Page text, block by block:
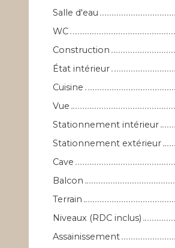
Salle d'eau
WC
Construction
État intérieur
Cuisine
Vue
Stationnement intérieur
Stationnement extérieur
Cave
Balcon
Terrain
Niveaux (RDC inclus)
Assainissement